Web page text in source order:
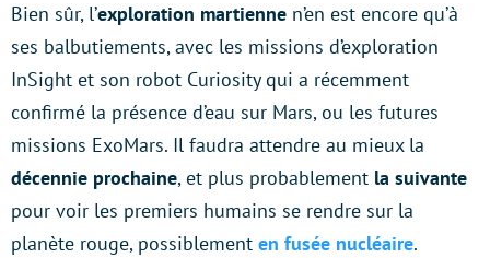
Bien sûr, l’exploration martienne n’en est encore qu’à
ses balbutiements, avec les missions d’exploration
InSight et son robot Curiosity qui a récemment
confirmé la présence d’eau sur Mars, ou les futures
missions ExoMars. Il faudra attendre au mieux la
décennie prochaine, et plus probablement la suivante
pour voir les premiers humains se rendre sur la
planète rouge, possiblement en fusée nucléaire.